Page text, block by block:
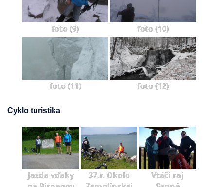
foto (9) foto (10)
foto (11) foto (12)
Cyklo turistika
Jazda vďaky
37.r. Okolo
Vtáči raj